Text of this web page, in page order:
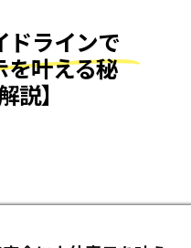
ドラインで
叶える秘
説】